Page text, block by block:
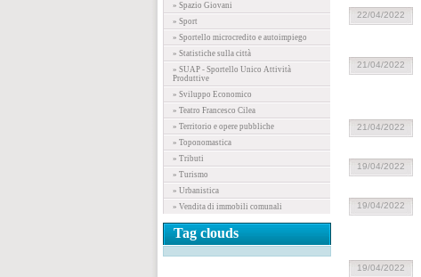
» Spazio Giovani
» Sport
» Sportello microcredito e autoimpiego
» Statistiche sulla città
» SUAP - Sportello Unico Attività
Produttive
» Sviluppo Economico
» Teatro Francesco Cilea
» Territorio e opere pubbliche
» Toponomastica
» Tributi
» Turismo
» Urbanistica
» Vendita di immobili comunali
Tag clouds
22/04/2022
21/04/2022
21/04/2022
19/04/2022
19/04/2022
19/04/2022